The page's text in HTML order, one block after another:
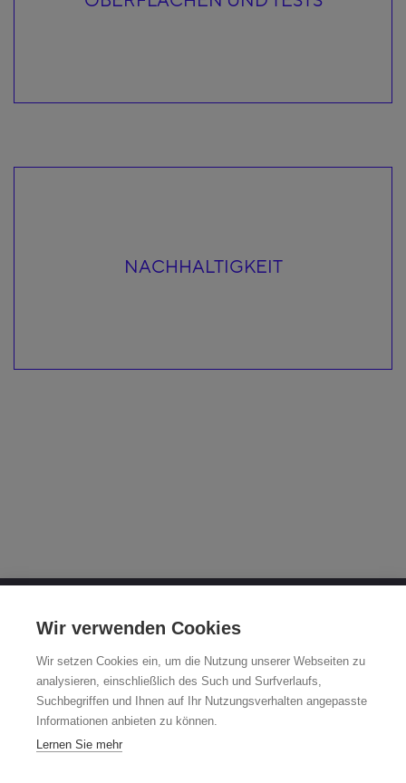
NACHHALTIGKEIT
Derschlager Straße 26
58540 Meinerzhagen
Fuchsfelgen-Hotline +49 2354 73-317
Mo - Fr 8:00 - 12:00 Uhr und 13:00 - 15:00 Uhr
Wir verwenden Cookies
Wir setzen Cookies ein, um die Nutzung unserer Webseiten zu
analysieren, einschließlich des Such und Surfverlaufs,
Suchbegriffen und Ihnen auf Ihr Nutzungsverhalten angepasste
Informationen anbieten zu können.
Lernen Sie mehr